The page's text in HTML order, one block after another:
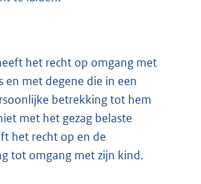
het recht op omgang met
en met degene die in een
betrekking tot hem
met het gezag belaste
het recht op en de
tot omgang met zijn kind.